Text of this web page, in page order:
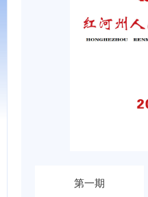
第一期